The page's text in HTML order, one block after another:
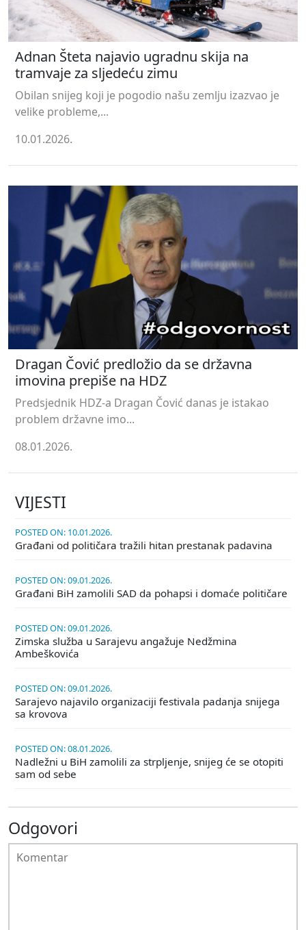
Adnan Šteta najavio ugradnu skija na
tramvaje za sljedeću zimu
Obilan snijeg koji je pogodio našu zemlju izazvao je
velike probleme,...
10.01.2026.
Dragan Čović predložio da se državna
imovina prepiše na HDZ
Predsjednik HDZ-a Dragan Čović danas je istakao
problem državne imo...
08.01.2026.
VIJESTI
POSTED ON: 10.01.2026.
Građani od političara tražili hitan prestanak padavina
POSTED ON: 09.01.2026.
Građani BiH zamolili SAD da pohapsi i domaće političare
POSTED ON: 09.01.2026.
Zimska služba u Sarajevu angažuje Nedžmina
Ambeškovića
POSTED ON: 09.01.2026.
Sarajevo najavilo organizaciji festivala padanja snijega
sa krovova
POSTED ON: 08.01.2026.
Nadležni u BiH zamolili za strpljenje, snijeg će se otopiti
sam od sebe
Odgovori